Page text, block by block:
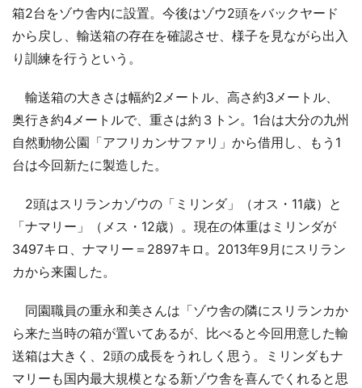
箱2台をゾウ舎内に設置。今後はゾウ2頭をバックヤード
から戻し、輸送箱の存在を確認させ、様子を見ながら出入
り訓練を行うという。
輸送箱の大きさは幅約2メートル、高さ約3メートル、
奥行き約4メートルで、重さは約３トン。1台は大分の九州
自然動物公園「アフリカンサファリ」から借用し、もう1
台は今回新たに製造した。
2頭はスリランカゾウの「ミリンダ」（オス・11歳）と
「ナマリー」（メス・12歳）。現在の体重はミリンダが
3497キロ、ナマリー＝2897キロ。2013年9月にスリラン
カから来園した。
同園職員の重永和美さんは「ゾウ舎の隣にスリランカか
ら来た当時の箱が置いてあるが、比べると今回用意した輸
送箱は大きく、2頭の成長をうれしく思う。ミリンダもナ
マリーも国内最大規模となる新ゾウ舎を喜んでくれると思